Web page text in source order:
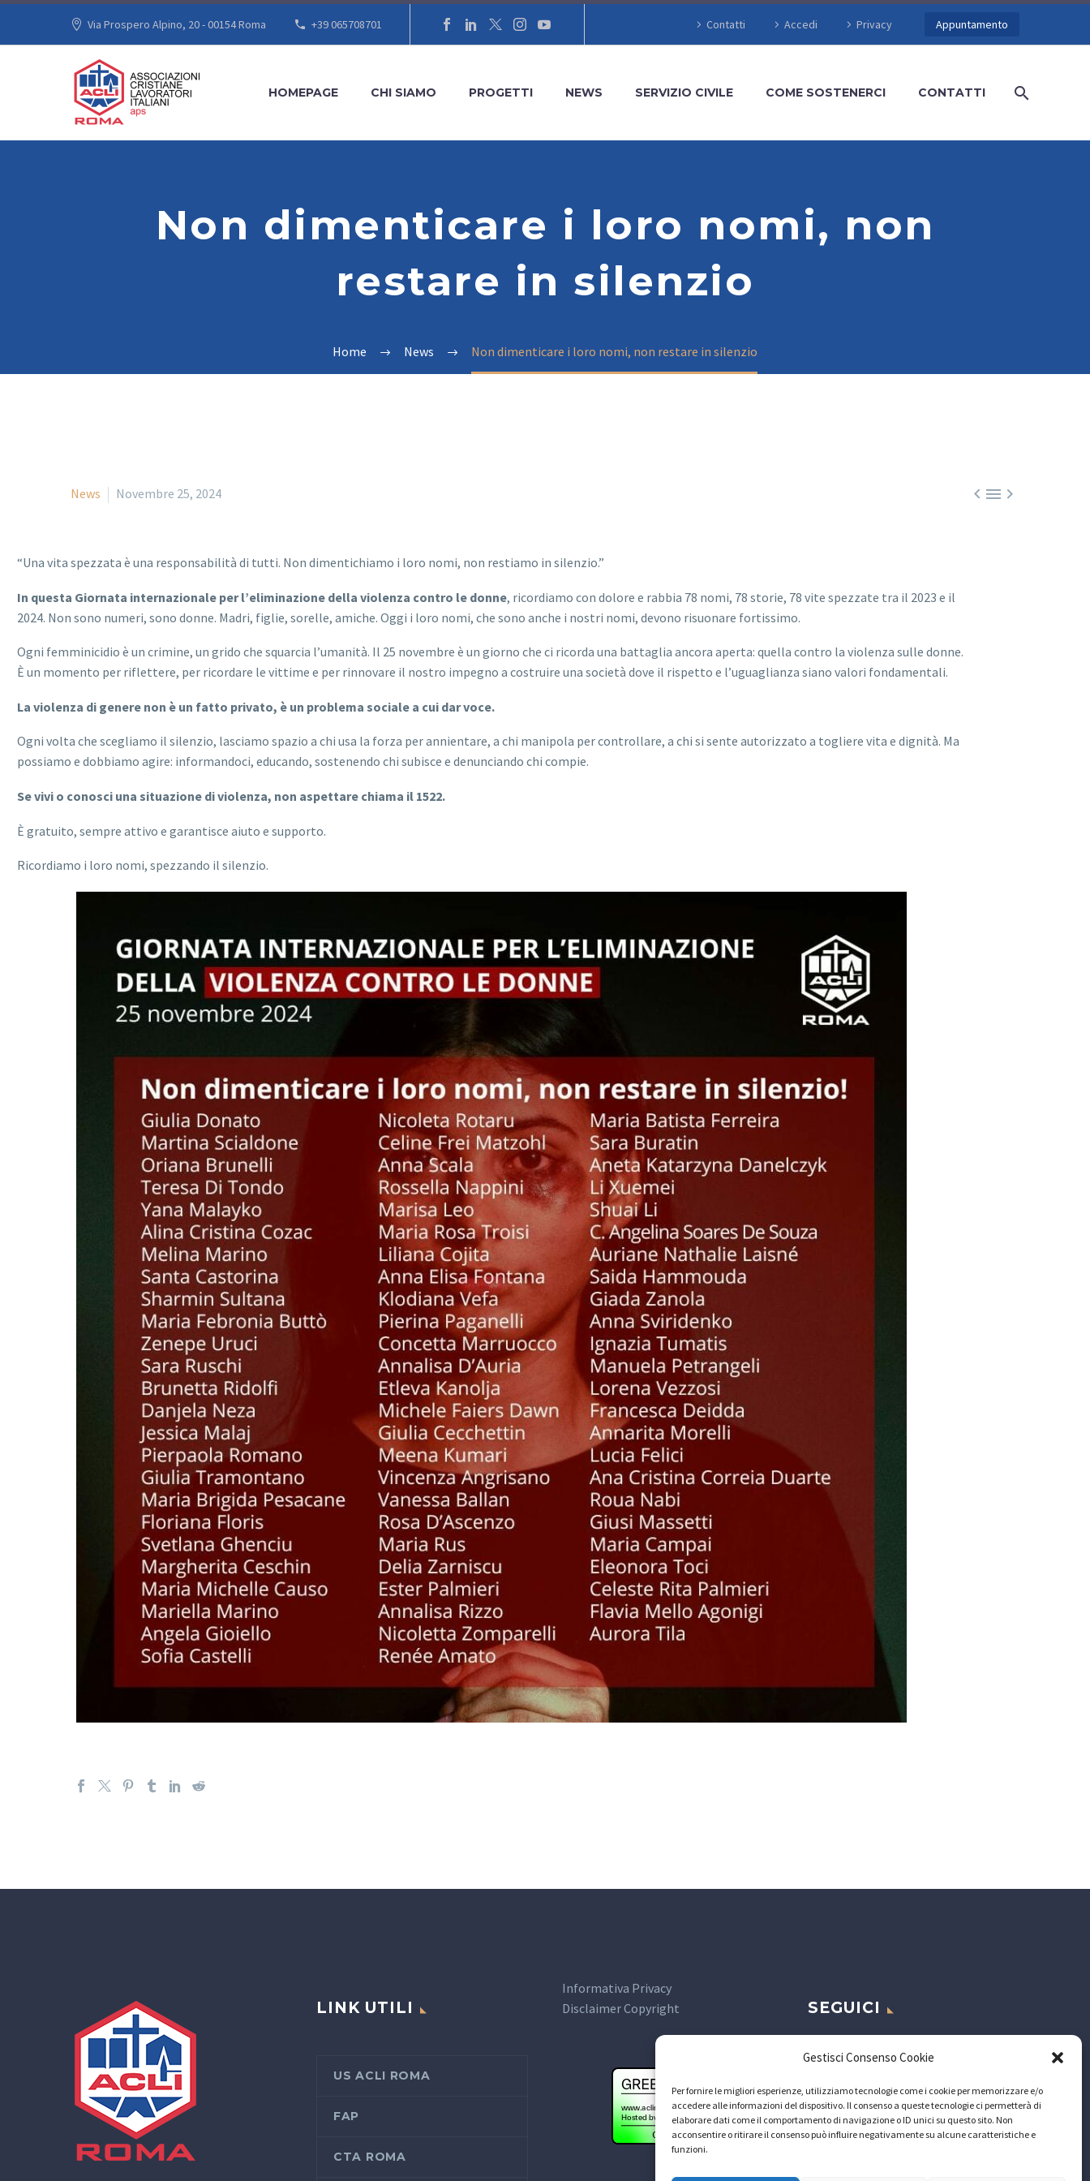
Gestisci Consenso Cookie
Per fornire le migliori esperienze, utilizziamo tecnologie come i cookie per memorizzare e/o
accedere alle informazioni del dispositivo. Il consenso a queste tecnologie ci permetterà di
elaborare dati come il comportamento di navigazione o ID unici su questo sito. Non
acconsentire o ritirare il consenso può influire negativamente su alcune caratteristiche e
funzioni.
Via Prospero Alpino, 20 - 00154 Roma +39 065708701 Contatti Accedi Privacy Appuntamento
HOMEPAGE CHI SIAMO PROGETTI NEWS SERVIZIO CIVILE COME SOSTENERCI CONTATTI
Non dimenticare i loro nomi, non
restare in silenzio
Home News Non dimenticare i loro nomi, non restare in silenzio

News Novembre 25, 2024
“Una vita spezzata è una responsabilità di tutti. Non dimentichiamo i loro nomi, non restiamo in silenzio.”
In questa Giornata internazionale per l’eliminazione della violenza contro le donne, ricordiamo con dolore e rabbia 78 nomi, 78 storie, 78 vite spezzate tra il 2023 e il
2024. Non sono numeri, sono donne. Madri, figlie, sorelle, amiche. Oggi i loro nomi, che sono anche i nostri nomi, devono risuonare fortissimo.
Ogni femminicidio è un crimine, un grido che squarcia l’umanità. Il 25 novembre è un giorno che ci ricorda una battaglia ancora aperta: quella contro la violenza sulle donne.
È un momento per riflettere, per ricordare le vittime e per rinnovare il nostro impegno a costruire una società dove il rispetto e l’uguaglianza siano valori fondamentali.
La violenza di genere non è un fatto privato, è un problema sociale a cui dar voce.
Ogni volta che scegliamo il silenzio, lasciamo spazio a chi usa la forza per annientare, a chi manipola per controllare, a chi si sente autorizzato a togliere vita e dignità. Ma
possiamo e dobbiamo agire: informandoci, educando, sostenendo chi subisce e denunciando chi compie.
Se vivi o conosci una situazione di violenza, non aspettare chiama il 1522.
È gratuito, sempre attivo e garantisce aiuto e supporto.
Ricordiamo i loro nomi, spezzando il silenzio.
LINK UTILI
US ACLI ROMA
FAP
CTA ROMA
Informativa Privacy
Disclaimer Copyright
SEGUICI